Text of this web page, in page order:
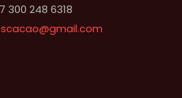
300 248 6318